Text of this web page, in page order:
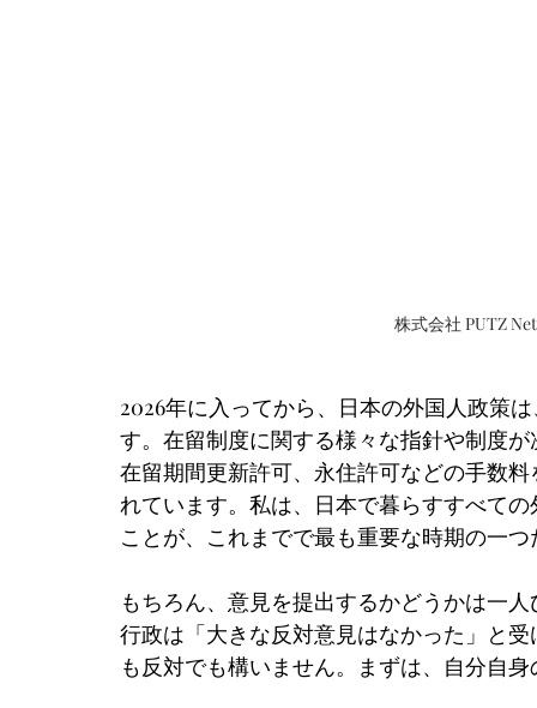
株式会社 PUTZ
2026年に入ってから、日本の外国人政策
す。在留制度に関する様々な指針や制度
在留期間更新許可、永住許可などの手数
れています。私は、日本で暮らすすべて
ことが、これまでで最も重要な時期の一
もちろん、意見を提出するかどうかは一
行政は「大きな反対意見はなかった」と
も反対でも構いません。まずは、自分自